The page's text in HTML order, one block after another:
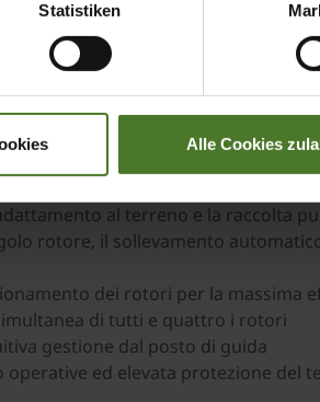
Statistiken
Alle Cookies
più elevata.
massima protezione della cotica
al terreno e la raccolta
rotore, il sollevamento
dei rotori per la massima
di tutti e quattro i rotori
gestione dal posto di guida
operative ed elevata protezione del